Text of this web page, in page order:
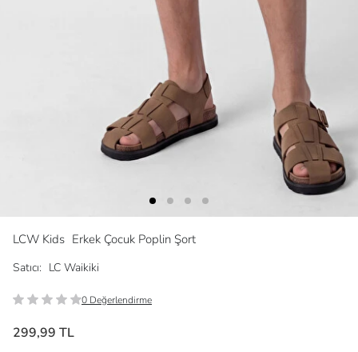
LCW Kids Erkek Çocuk Poplin Şort
Satıcı: LC Waikiki
0 Değerlendirme
299,99 TL